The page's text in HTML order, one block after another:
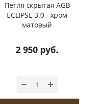
Петля скрытая AGB
ECLIPSE 3.0 - хром
матовый
2 950 руб.